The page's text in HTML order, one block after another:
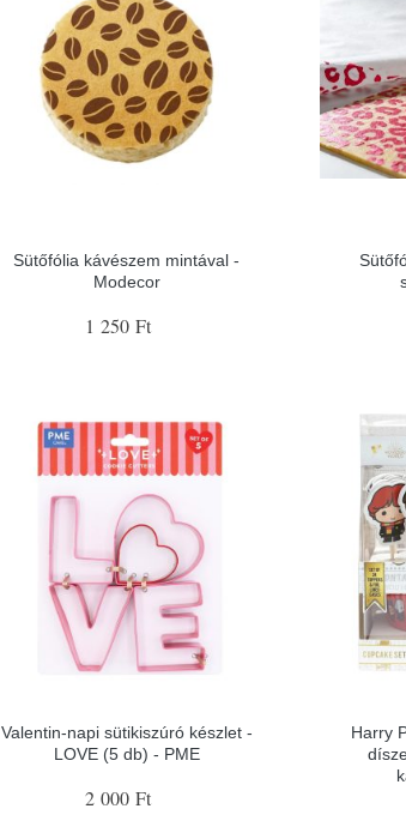
Sütőfólia kávészem mintával -
Modecor
1 250 Ft
Valentin-napi sütikiszúró készlet -
LOVE (5 db) - PME
2 000 Ft
Harry